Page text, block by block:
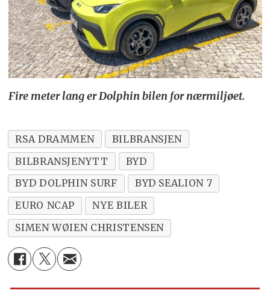
Fire meter lang er Dolphin bilen for nærmiljøet.
RSA DRAMMEN
BILBRANSJEN
BILBRANSJENYTT
BYD
BYD DOLPHIN SURF
BYD SEALION 7
EURO NCAP
NYE BILER
SIMEN WØIEN CHRISTENSEN